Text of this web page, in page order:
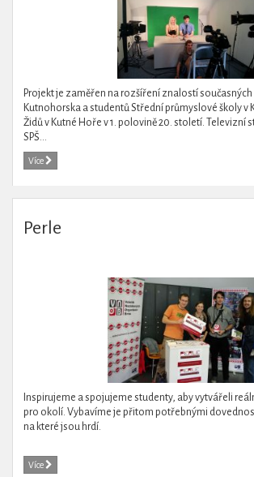
Projekt je zaměřen na rozšíření znalostí současných
Kutnohorska a studentů Střední průmyslové školy v
Židů v Kutné Hoře v 1. polovině 20. století. Televizní
SPŠ...
Více
Perle
Inspirujeme a spojujeme studenty, aby vytvářeli
pro okolí. Vybavíme je přitom potřebnými
na které jsou hrdí.
Více